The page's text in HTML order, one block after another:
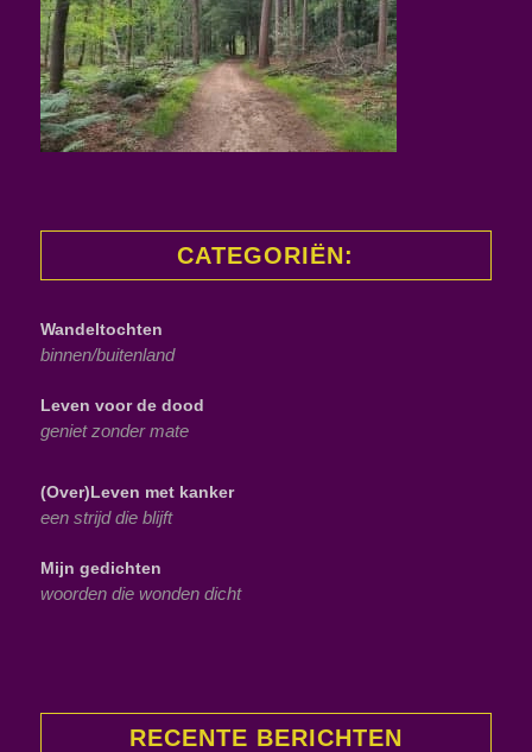
CATEGORIËN:
Wandeltochten
binnen/buitenland
Leven voor de dood
geniet zonder mate
(Over)Leven met kanker
een strijd die blijft
Mijn gedichten
woorden die wonden dicht
RECENTE BERICHTEN